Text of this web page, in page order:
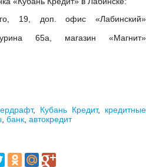
19, доп. офис «Лабинский»
65а, магазин «Магнит»
, Кубань Кредит, кредитные
банк автокредит